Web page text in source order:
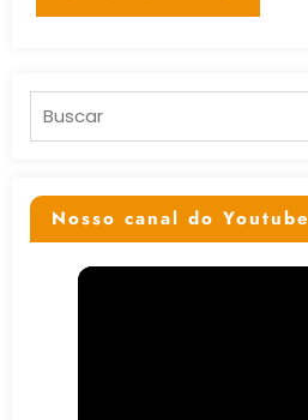
Pesquisar
Nosso canal do Youtube